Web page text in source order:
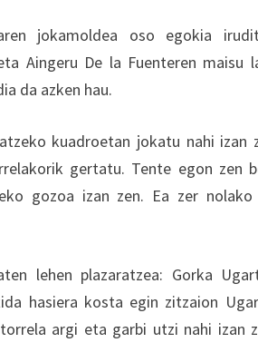
jokamoldea oso egokia
Aingeru De la Fuenteren maisu
da azken hau.
kuadroetan jokatu nahi izan
gertatu. Tente egon zen
gozoa izan zen. Ea zer
lehen plazaratzea: Gorka
hasiera kosta egin zitzaion
argi eta garbi utzi nahi izan